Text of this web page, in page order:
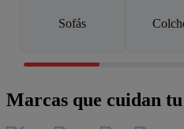
Sofás
Marcas que cuidan tu